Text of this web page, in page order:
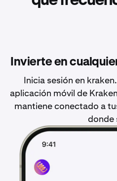
Invierte en
Inicia sesión en
aplicación móvil de
mantiene conectado a
donde